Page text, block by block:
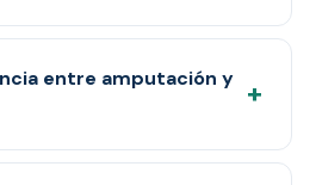
entre amputación y +